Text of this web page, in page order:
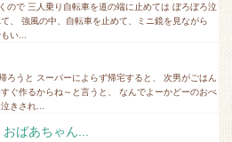
ので 三人乗り自転車を道の端に止めては ぼろぼろ泣
、 強風の中、自転車を止めて、ミニ鏡を見ながら
い...
ろうと スーパーによらず帰宅すると、 次男がごはん
ぐ作るからね～と言うと、 なんでよーかどーのおべ
きされ...
ばあちゃん...